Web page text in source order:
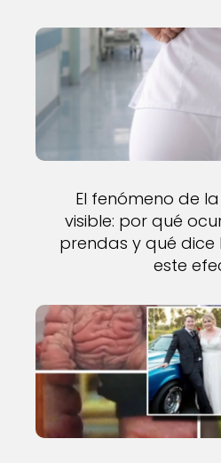
El fenómeno de
visible: por qué
prendas y qué
este